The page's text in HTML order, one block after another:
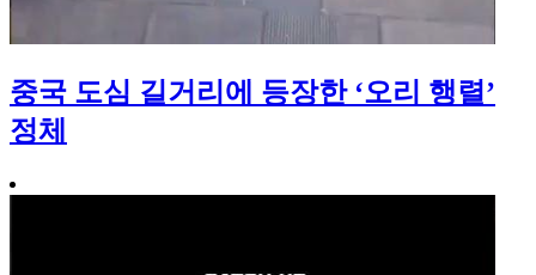
중국 도심 길거리에 등장한 ‘오리 행렬’
정체